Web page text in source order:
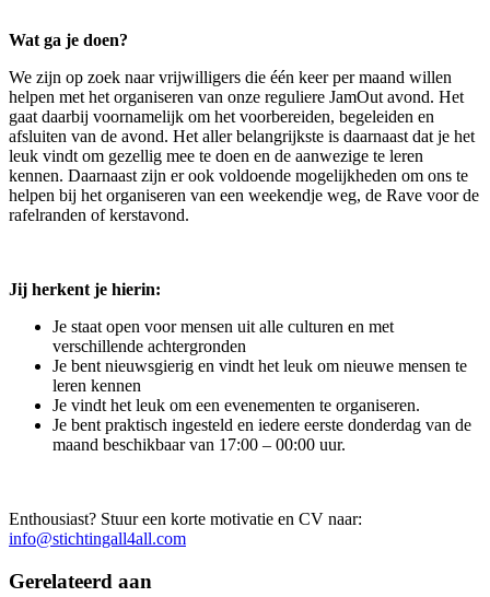
Wat ga je doen?
We zijn op zoek naar vrijwilligers die één keer per maand willen
helpen met het organiseren van onze reguliere JamOut avond. Het
gaat daarbij voornamelijk om het voorbereiden, begeleiden en
afsluiten van de avond. Het aller belangrijkste is daarnaast dat je het
leuk vindt om gezellig mee te doen en de aanwezige te leren
kennen. Daarnaast zijn er ook voldoende mogelijkheden om ons te
helpen bij het organiseren van een weekendje weg, de Rave voor de
rafelranden of kerstavond.
Jij herkent je hierin:
Je staat open voor mensen uit alle culturen en met
verschillende achtergronden
Je bent nieuwsgierig en vindt het leuk om nieuwe mensen te
leren kennen
Je vindt het leuk om een evenementen te organiseren.
Je bent praktisch ingesteld en iedere eerste donderdag van de
maand beschikbaar van 17:00 – 00:00 uur.
Enthousiast? Stuur een korte motivatie en CV naar:
info@stichtingall4all.com
Gerelateerd aan